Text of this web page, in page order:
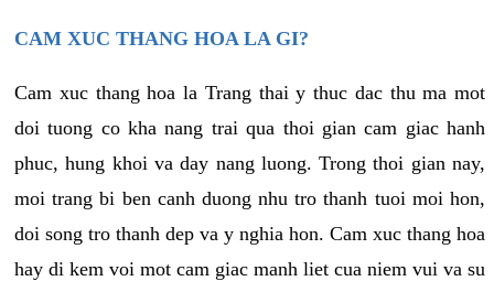
CAM XUC THANG HOA LA GI?
Cam xuc thang hoa la Trang thai y thuc dac thu ma mot
doi tuong co kha nang trai qua thoi gian cam giac hanh
phuc, hung khoi va day nang luong. Trong thoi gian nay,
moi trang bi ben canh duong nhu tro thanh tuoi moi hon,
doi song tro thanh dep va y nghia hon. Cam xuc thang hoa
hay di kem voi mot cam giac manh liet cua niem vui va su